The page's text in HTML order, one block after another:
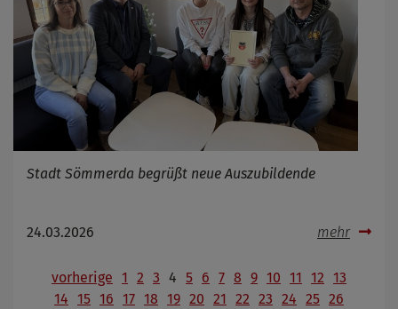
Stadt Sömmerda begrüßt neue Auszubildende
24.03.2026 mehr
vorherige 1 2 3 4 5 6 7 8 9 10 11 12 13
14 15 16 17 18 19 20 21 22 23 24 25 26